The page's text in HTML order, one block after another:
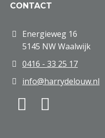
CONTACT
Energieweg 16
5145 NW Waalwijk
0416 - 33 25 17
info@harrydelouw.nl